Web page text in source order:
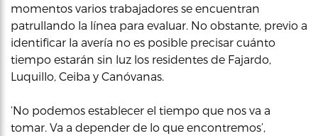
momentos varios trabajadores se encuentran
patrullando la línea para evaluar. No obstante, previo a
identificar la avería no es posible precisar cuánto
tiempo estarán sin luz los residentes de Fajardo,
Luquillo, Ceiba y Canóvanas.
‘No podemos establecer el tiempo que nos va a
tomar. Va a depender de lo que encontremos’,